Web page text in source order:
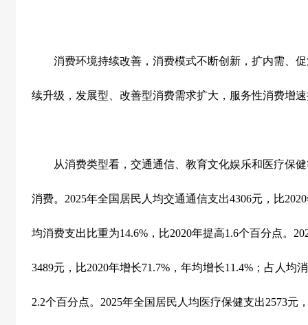
消费环境持续改善，消费模式不断创新，扩内需、促
续升级，发展型、改善型消费需求扩大，服务性消费增
从消费类型看，交通通信、教育文化娱乐和医疗保健
消费。 2025年全国居民人均交通通信支出4306元，比2020
均消费支出比重为14.6% ，比2020年提高1.6个百分点。
3489元，比2020年增长71.7% ，年均增长11.4% ；占人均
2.2个百分点。 2025年全国居民人均医疗保健支出2573元